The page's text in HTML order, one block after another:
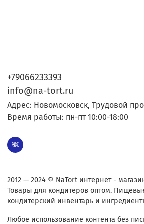
+79066233393
info@na-tort.ru
Адрес: Новомосковск, Трудовой
Время работы: пн-пт 10:00-18:00
2012 — 2024 © NaTort интернет -
Товары для кондитеров оптом.
кондитерский инвентарь и
Любое использование контента без